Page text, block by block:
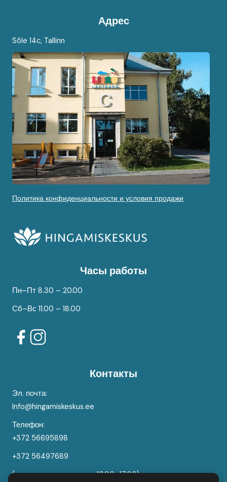
Адрес
Sõle 14c, Tallinn
Политика конфиденциальности и условия продажи
Часы работы
Пн–Пт 8.30 – 20.00
Сб–Вс 11.00 – 18.00
Контакты
Эл. почта:
Info@hingamiskeskus.ee
Телефон:
+372 56695898
+372 56497689
(клиентская поддержка 10.00–17.00)